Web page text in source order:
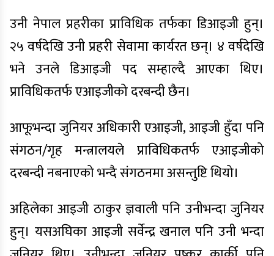
उनी नेपाल प्रहरीका प्राविधिक तर्फका डिआइजी हुन्।
२५ वर्षदेखि उनी प्रहरी सेवामा कार्यरत छन्। ४ वर्षदेखि
भने उनले डिआइजी पद सम्हाल्दै आएका थिए।
प्राविधिकतर्फ एआइजीको दरबन्दी छैन।
आफूभन्दा जुनियर अधिकारी एआइजी, आइजी हुँदा पनि
संगठन/गृह मन्त्रालयले प्राविधिकतर्फ एआइजीको
दरबन्दी नबनाएको भन्दै संगठनमा असन्तुष्टि थियो।
अहिलेका आइजी ठाकुर ज्ञवाली पनि उनीभन्दा जुनियर
हुन्। यसअघिका आइजी सर्वेन्द्र खनाल पनि उनी भन्दा